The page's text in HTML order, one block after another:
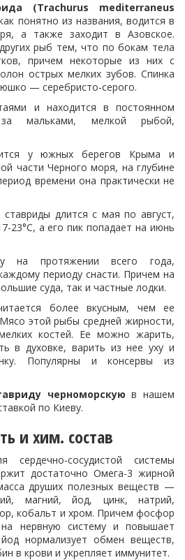
(Trachurus mediterraneus
понятно из названия, водится в
а также заходит в Азовское.
рыб тем, что по бокам тела
причем некоторые из них с
острых мелких зубов. Спинка
— серебристо-серого.
и находится в постоянном
мальками, мелкой рыбой,
у южных берегов Крыма и
части Черного моря, на глубине
времени она практически не
длится с мая по август,
23°C, а его пик попадает на июнь
на протяжении всего года,
периоду снасти. Причем на
суда, так и частные лодки.
более вкусным, чем ее
Мясо этой рыбы средней жирности,
костей. Ее можно жарить,
в духовке, варить из нее уху и
Популярны и консервы из
черноморскую в нашем
по Киеву.
и хим. состав
сердечно-сосудистой системы
достаточно Омега-3 жирной
друших полезных веществ —
магний, йод, цинк, натрий,
кобальт и хром. Причем фосфор
нервную систему и повышает
нормализует обмен веществ,
в крови и укрепляет иммунитет.